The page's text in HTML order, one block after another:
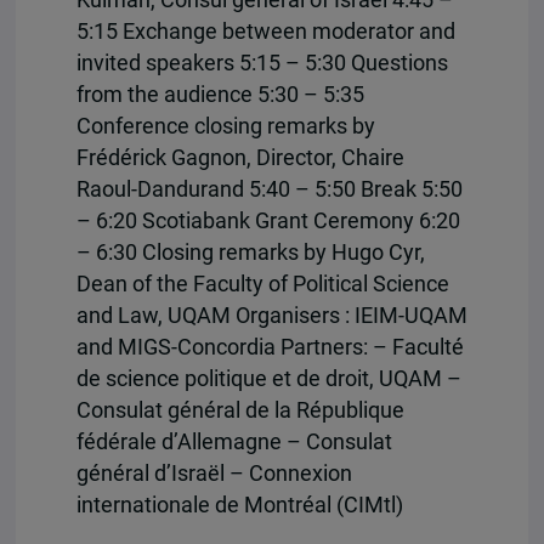
5:15 Exchange between moderator and
invited speakers 5:15 – 5:30 Questions
from the audience 5:30 – 5:35
Conference closing remarks by
Frédérick Gagnon, Director, Chaire
Raoul-Dandurand 5:40 – 5:50 Break 5:50
– 6:20 Scotiabank Grant Ceremony 6:20
– 6:30 Closing remarks by Hugo Cyr,
Dean of the Faculty of Political Science
and Law, UQAM Organisers : IEIM-UQAM
and MIGS-Concordia Partners: – Faculté
de science politique et de droit, UQAM –
Consulat général de la République
fédérale d’Allemagne – Consulat
général d’Israël – Connexion
internationale de Montréal (CIMtl)